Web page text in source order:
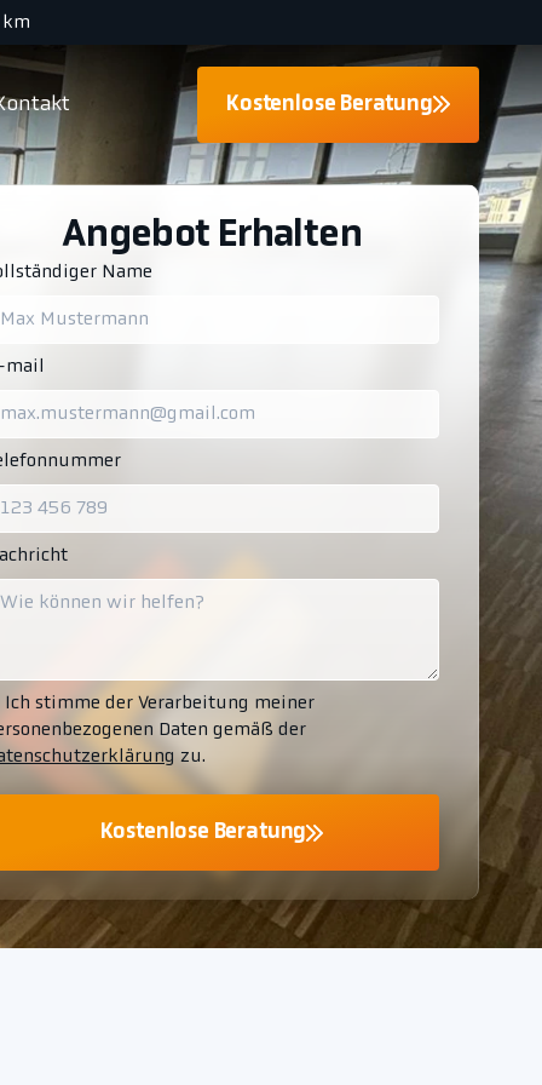
Kostenlose Beratung
Angebot Erhalten
Name
Ich stimme der Verarbeitung meiner
Daten gemäß der
zu.
Kostenlose Beratung